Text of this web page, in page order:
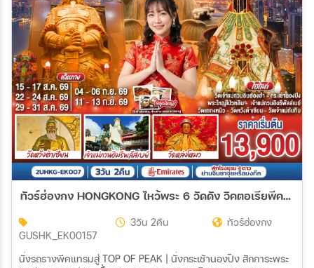
ทัวร์ฮ่องกง HONGKONG ไหว้พระ 6 วัดดัง วิคตอเรียพีค รถรางพีคแทรม 3วัน 2คืน (EK)
GUSHK_EK00157
3วัน 2คืน ทัวร์ฮ่องกง
นั่งรถรางพีคแทรมสู่ TOP OF PEAK | นั่งกระเช้านองปิง สักการะพระ